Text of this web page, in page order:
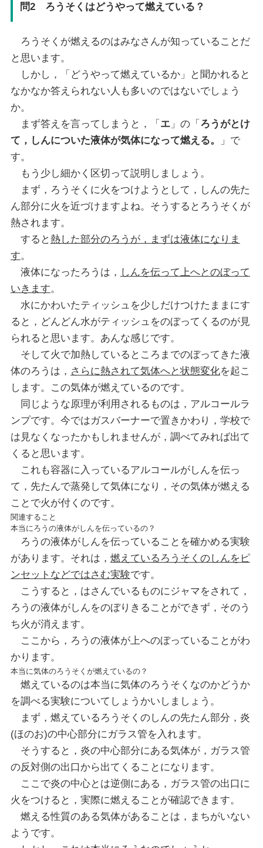
問2 ろうそくはどうやって燃えている？
ろうそくが燃えるのはみなさんが知っていることだ
と思います。
しかし，「どうやって燃えているか」と聞かれると
なかなか答えられない人も多いのではないでしょう
か。
まず答えを言ってしまうと，「 エ」の「 ろうがとけ
て，しんについた液体が気体になって燃える。
」で
す。
もう少し細かく区切って説明しましょう。
まず，ろうそくに火をつけようとして，しんの先た
ん部分に火を近づけますよね。そうするとろうそくが
熱されます。
すると熱した部分のろうが，まずは液体になりま
す。
液体になったろうは， しんを伝って上へとのぼって
いきます。
水にかわいたティッシュを少しだけつけたままにす
ると，どんどん水がティッシュをのぼってくるのが見
られると思います。あんな感じです。
そして火で加熱しているところまでのぼってきた液
体のろうは， さらに熱されて気体へと状態変化を起こ
します。この気体が燃えているのです。
同じような原理が利用されるものは，アルコールラ
ンプです。今ではガスバーナーで置きかわり，学校で
は見なくなったかもしれませんが，調べてみれば出て
くると思います。
これも容器に入っているアルコールがしんを伝っ
て，先たんで蒸発して気体になり，その気体が燃える
ことで火が付くのです。
関連すること
本当にろうの液体がしんを伝っているの？
ろうの液体がしんを伝っていることを確かめる実験
があります。それは， 燃えているろうそくのしんをピ
ンセットなどではさむ実験です。
こうすると，はさんでいるものにジャマをされて，
ろうの液体がしんをのぼりきることができず，そのう
ち火が消えます。
ここから，ろうの液体が上へのぼっていることがわ
かります。
本当に気体のろうそくが燃えているの？
燃えているのは本当に気体のろうそくなのかどうか
を調べる実験についてしょうかいしましょう。
まず，燃えているろうそくのしんの先たん部分，炎
(ほのお)の中心部分にガラス管を入れます。
そうすると，炎の中心部分にある気体が，ガラス管
の反対側の出口から出てくることになります。
ここで炎の中心とは逆側にある，ガラス管の出口に
火をつけると，実際に燃えることが確認できます。
燃える性質のある気体があることは，まちがいない
ようです。